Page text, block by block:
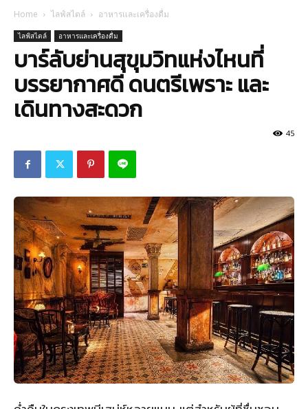
Home ไลฟ์สไตล์ อาหารและเครื่องดื่ม
ไลฟ์สไตล์ อาหารและเครื่องดื่ม
บาร์ลับย่านสุขุมวิทแห่งไหนที่
บรรยากาศดี ดนตรีเพราะ และ
เดินทางสะดวก
45